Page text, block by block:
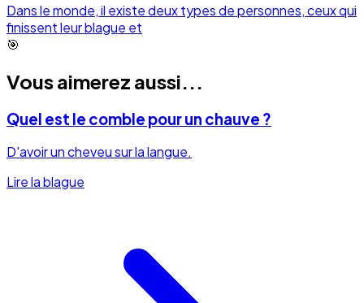
Dans le monde, il existe deux types de personnes, ceux qui
finissent leur blague et
🎯
Vous aimerez aussi...
Quel est le comble pour un chauve ?
D'avoir un cheveu sur la langue.
Lire la blague